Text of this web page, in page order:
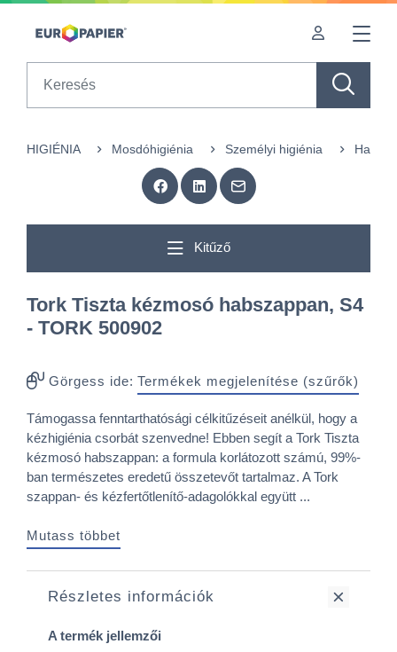
Table Of Content
HIGIÉNIA Mosdóhigiénia Személyi higiénia
Kitűző
Tork Tiszta kézmosó habszappan, S4
- TORK 500902
Görgess ide: Termékek megjelenítése (szűrők)
Támogassa fenntarthatósági célkitűzéseit anélkül, hogy a
kézhigiénia csorbát szenvedne! Ebben segít a Tork Tiszta
kézmosó habszappan: a formula korlátozott számú, 99%-
ban természetes eredetű összetevőt tartalmaz. A Tork
szappan- és kézfertőtlenítő-adagolókkal együtt ...
Mutass többet
Részletes információk
A termék jellemzői